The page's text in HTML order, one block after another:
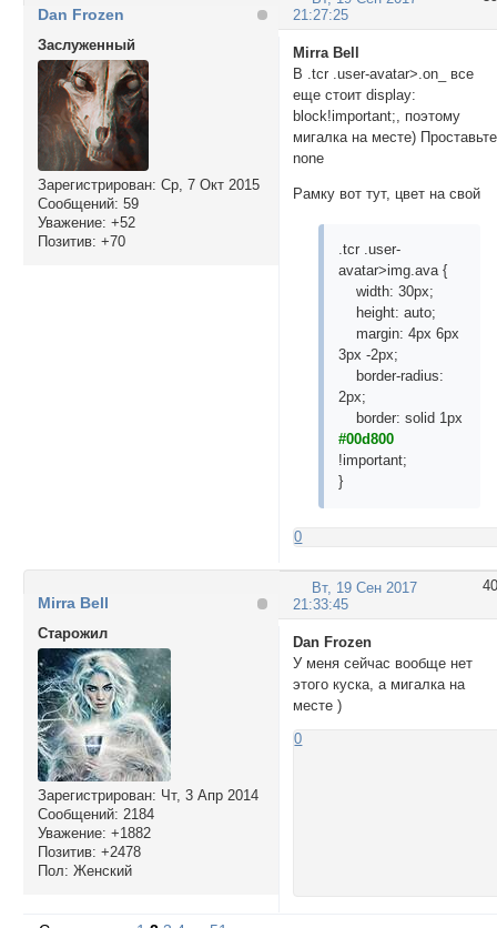
21:27:25
Dan Frozen
Заслуженный
Зарегистрирован: Ср, 7 Окт 2015
Сообщений: 59
Уважение: +52
Позитив: +70
Mirra Bell
В .tcr .user-avatar>.on_ все
еще стоит display:
block!important;, поэтому
мигалка на месте) Проставьте
none
Рамку вот тут, цвет на свой
.tcr .user-
avatar>img.ava {
width: 30px;
height: auto;
margin: 4px 6px
3px -2px;
border-radius:
2px;
border: solid 1px
#00d800
!important;
}
0
40
Вт, 19 Сен 2017
21:33:45
Mirra Bell
Cтарожил
Зарегистрирован: Чт, 3 Апр 2014
Сообщений: 2184
Уважение: +1882
Позитив: +2478
Пол: Женский
Dan Frozen
У меня сейчас вообще нет
этого куска, а мигалка на
месте )
0